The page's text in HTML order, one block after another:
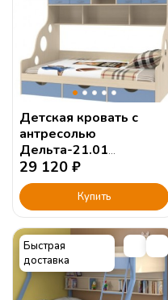
Детская кровать с
антресолью
Дельта-21.01
120х190см.
29 120 ₽
Купить
Быстрая
доставка